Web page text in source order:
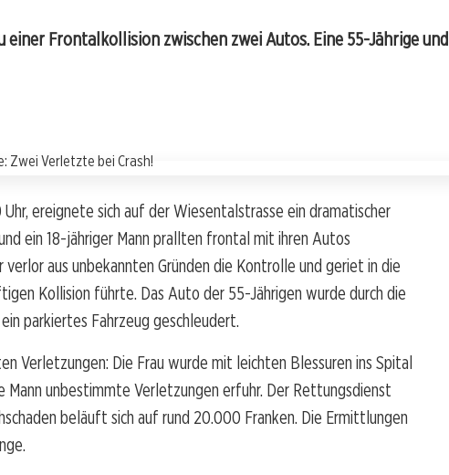
einer Frontalkollision zwischen zwei Autos. Eine 55-Jährige und
ereignete sich auf der Wiesentalstrasse ein dramatischer
ein 18-jähriger Mann prallten frontal mit ihren Autos
verlor aus unbekannten Gründen die Kontrolle und geriet in die
Kollision führte. Das Auto der 55-Jährigen wurde durch die
parkiertes Fahrzeug geschleudert.
Verletzungen: Die Frau wurde mit leichten Blessuren ins Spital
Mann unbestimmte Verletzungen erfuhr. Der Rettungsdienst
beläuft sich auf rund 20.000 Franken. Die Ermittlungen